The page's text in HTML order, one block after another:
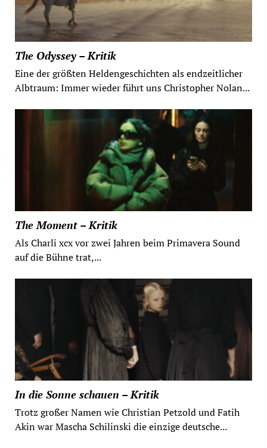
The Odyssey – Kritik
Eine der größten Heldengeschichten als endzeitlicher
Albtraum: Immer wieder führt uns Christopher Nolan...
The Moment – Kritik
Als Charli xcx vor zwei Jahren beim Primavera Sound
auf die Bühne trat,...
In die Sonne schauen – Kritik
Trotz großer Namen wie Christian Petzold und Fatih
Akin war Mascha Schilinski die einzige deutsche...